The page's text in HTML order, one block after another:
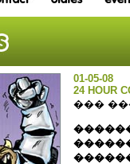
01-05-08
24 HOUR
���